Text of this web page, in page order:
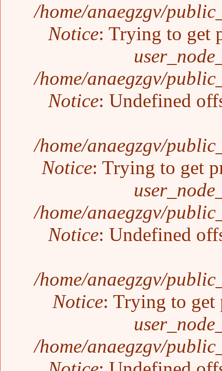
/home/anaegzgv/
Notice: Trying to get
/home/anaegzgv/
Notice: Undefined
/home/anaegzgv/
Notice: Trying to get
/home/anaegzgv/
Notice: Undefined
/home/anaegzgv/
Notice: Trying to get
/home/anaegzgv/